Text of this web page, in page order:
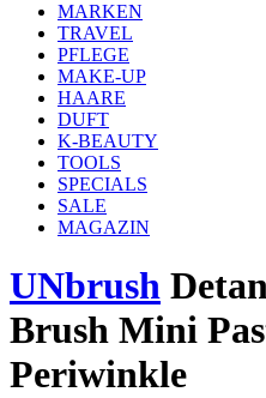
MARKEN
TRAVEL
PFLEGE
MAKE-UP
HAARE
DUFT
K-BEAUTY
TOOLS
SPECIALS
SALE
MAGAZIN
UNbrush
Brush Mini
Periwinkle